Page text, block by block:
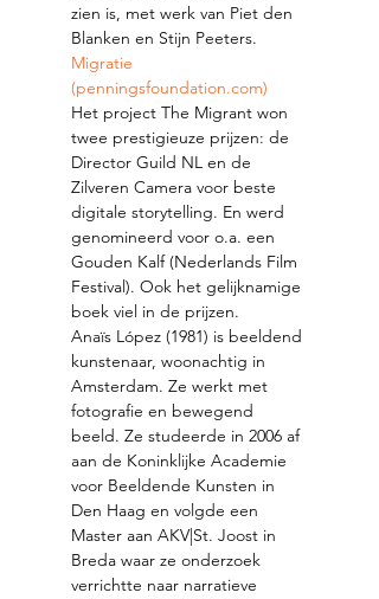
zien is, met werk van Piet den
Blanken en Stijn Peeters.
Migratie
(penningsfoundation.com)
Het project The Migrant won
twee prestigieuze prijzen: de
Director Guild NL en de
Zilveren Camera voor beste
digitale storytelling. En werd
genomineerd voor o.a. een
Gouden Kalf (Nederlands Film
Festival). Ook het gelijknamige
boek viel in de prijzen.
Anaïs López (1981) is beeldend
kunstenaar, woonachtig in
Amsterdam. Ze werkt met
fotografie en bewegend
beeld. Ze studeerde in 2006 af
aan de Koninklijke Academie
voor Beeldende Kunsten in
Den Haag en volgde een
Master aan AKV|St. Joost in
Breda waar ze onderzoek
verrichtte naar narratieve